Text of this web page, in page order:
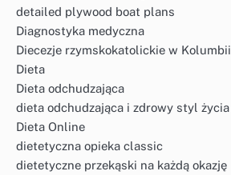
detailed plywood boat plans
Diagnostyka medyczna
Diecezje rzymskokatolickie w Kolumbii
Dieta
Dieta odchudzająca
dieta odchudzająca i zdrowy styl życia
Dieta Online
dietetyczna opieka classic
dietetyczne przekąski na każdą okazję